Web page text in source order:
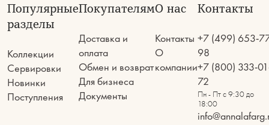
Популярные
разделы
Коллекции
Сервировки
Новинки
Поступления
Покупателям
Доставка и
оплата
Обмен и возврат
Для бизнеса
Документы
О нас
Контакты
О
компании
Контакты
+7 (499) 653-
98
+7 (800) 333-
72
Пн - Пт с 9:30 до
18:00